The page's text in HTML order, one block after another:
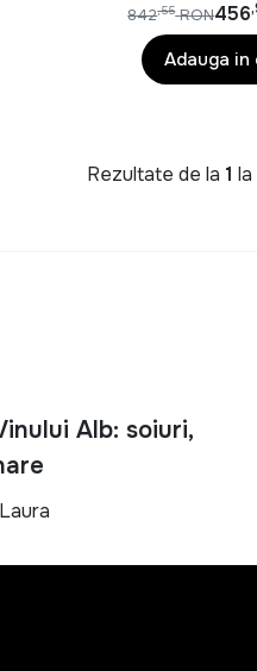
456
842,55 RON
Adauga in
Rezultate de la 1 la
Alb: soiuri,